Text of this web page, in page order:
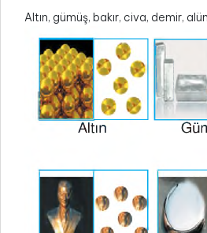
Altın, gümüş, bakır, civa, demir,